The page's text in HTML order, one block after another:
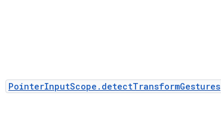
PointerInputScope.detectTransformGestures